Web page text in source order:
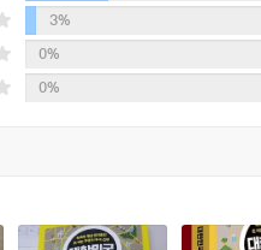
다섯 가지 황금 열쇠가 힘을
경과 삶의 질을 한꺼번에 잡는
해질 수밖에 없다. 그만큼 집
3%
0%
0%